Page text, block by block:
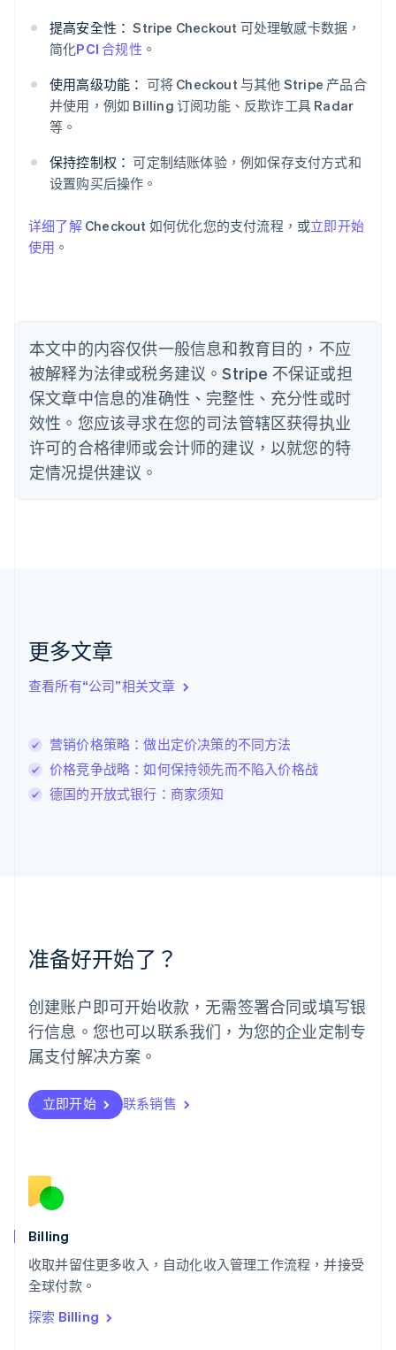
提高安全性： Stripe Checkout 可处理敏感卡数据，
简化PCI 合规性 。
使用高级功能： 可将 Checkout 与其他 Stripe 产品合
并使用，例如 Billing 订阅功能、反欺诈工具 Radar
等。
保持控制权： 可定制结账体验，例如保存支付方式和
设置购买后操作。
详细了解Checkout 如何优化您的支付流程，或立即开始
使用 。
本文中的内容仅供一般信息和教育目的，不应
被解释为法律或税务建议。Stripe 不保证或担
保文章中信息的准确性、完整性、充分性或时
效性。您应该寻求在您的司法管辖区获得执业
许可的合格律师或会计师的建议，以就您的特
定情况提供建议。
更多文章
查看所有“公司”相关文章
营销价格策略：做出定价决策的不同方法
价格竞争战略：如何保持领先而不陷入价格战
德国的开放式银行：商家须知
准备好开始了？
创建账户即可开始收款，无需签署合同或填写银
行信息。您也可以联系我们，为您的企业定制专
属支付解决方案。
立即开始 联系销售
Billing
收取并留住更多收入，自动化收入管理工作流程，并接受
全球付款。
探索 Billing
阿联酋
English
English
爱沙尼亚
English
奥地利
澳大利亚
English
Português English
丹麦
English
德国
DeutschEnglish
法国
FrançaisEnglish
芬兰
EnglishSvenska
English
English
卢森堡
罗马尼亚
English
挪威
葡萄牙
Português English
日本
日本語English
瑞典
瑞士
DeutschFrançais
English
斯洛文尼亚
泰国
ไทยEnglish
希腊
English
西班牙